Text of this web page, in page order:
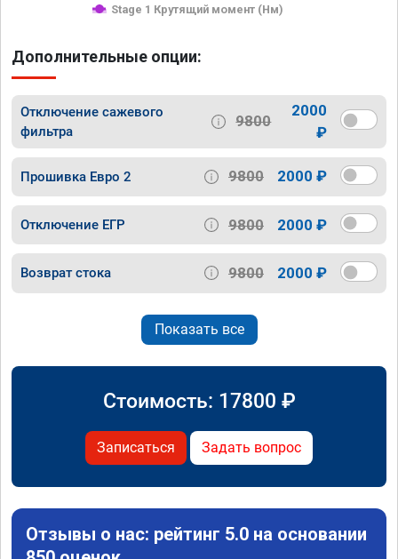
Stage 1 Крутящий момент (Нм)
Дополнительные опции:
Отключение сажевого
фильтра
9800
2000
₽
Прошивка Евро 2 9800 2000 ₽
Отключение ЕГР 9800 2000 ₽
Возврат стока 9800 2000 ₽
Показать все
Стоимость: 17800 ₽
Записаться Задать вопрос
Отзывы о нас: рейтинг 5.0 на основании